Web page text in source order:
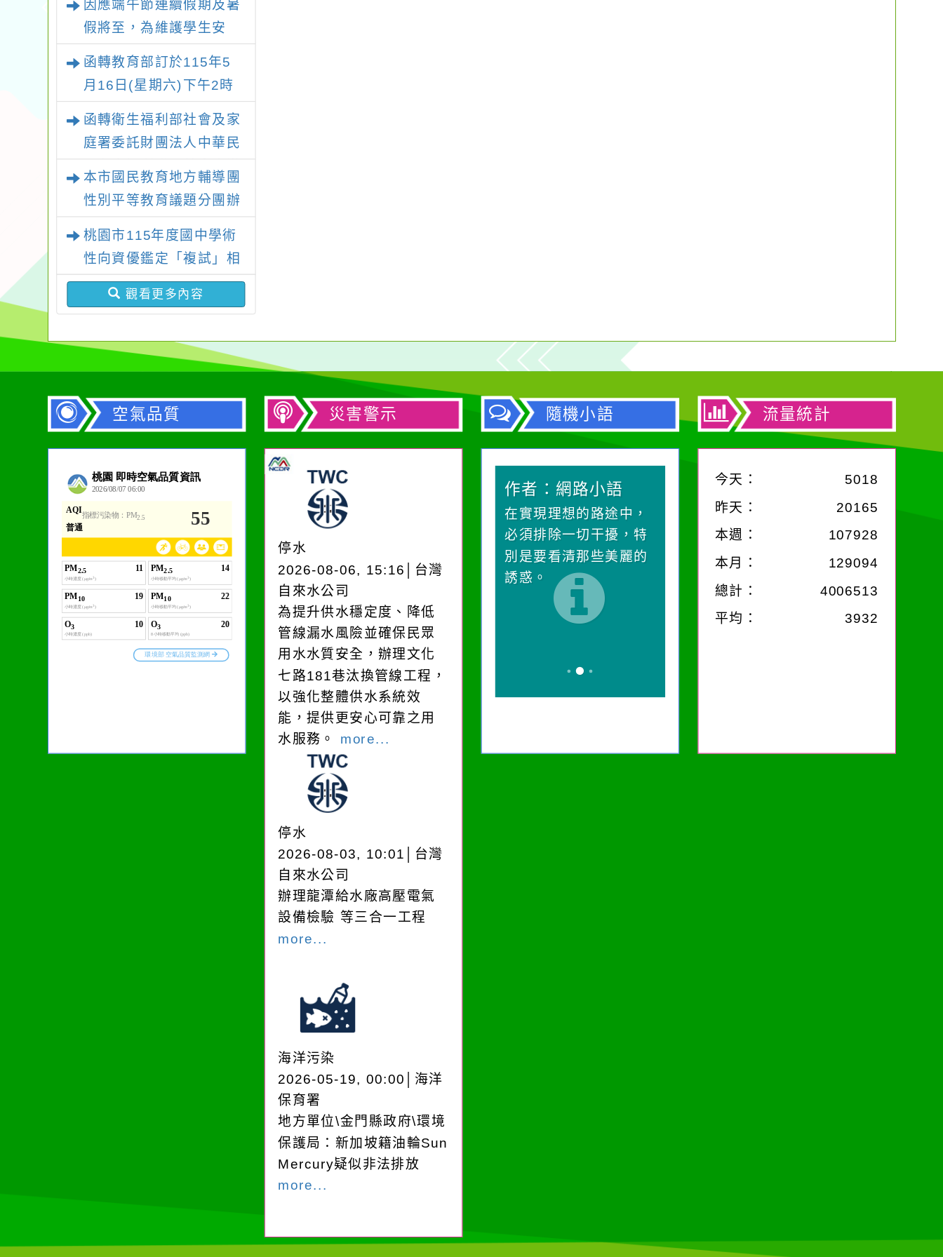
因應端午節連續假期及暑
假將至，為維護學生安
函轉教育部訂於115年5
月16日(星期六)下午2時
理「115年度515國際家
庭日宣導及系列座談活
函轉衛生福利部社會及家
庭署委託財團法人中華民
屬擅帶服務-網絡單位-線
上課程」一案
本市國民教育地方輔導團
性別平等教育議題分團辦
場）」乙案，鼓勵教師參
桃園市115年度國中學術
性向資優鑑定「複試」相
關資訊
觀看更多內容
空氣品質 災害警示
停水
2026-08-06, 15:16│台灣
自來水公司
為提升供水穩定度、降低
管線漏水風險並確保民眾
用水水質安全，辦理文化
七路181巷汰換管線工程，
以強化整體供水系統效
能，提供更安心可靠之用
水服務。 more...
停水
2026-08-03, 10:01│台灣
自來水公司
辦理龍潭給水廠高壓電氣
設備檢驗 等三合一工程
more...
海洋污染
2026-05-19, 00:00│海洋
保育署
地方單位\金門縣政府\環境
保護局：新加坡籍油輪Sun
Mercury疑似非法排放
more...
隨機小語
作者：網路小語
生活是一面鏡子。你對
作者：網路小語
在實現理想的路途中，
必須排除一切干擾，特
別是要看清那些美麗的
誘惑。
作者：網路小語
一杯清水因滴入一滴污
水而變污濁，一杯污水
卻不會因一滴清水的存
流量統計
今天： 5018
昨天：
20165
本週：
107928
本月：
129094
總計：
4006513
平均： 3932